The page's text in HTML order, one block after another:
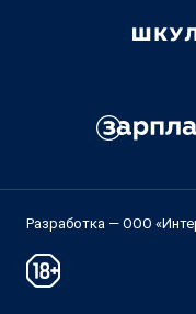
Разработка — ООО